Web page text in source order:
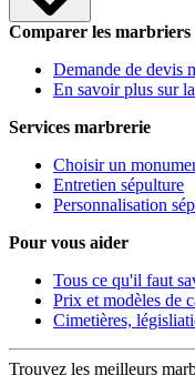
Comparer les marbriers
Demande de devis
En savoir plus sur
Services marbrerie
Choisir un
Entretien sépulture
Personnalisation
Pour vous aider
Tous ce qu'il faut
Prix et modèles de
Cimetières,
Trouvez les meilleurs